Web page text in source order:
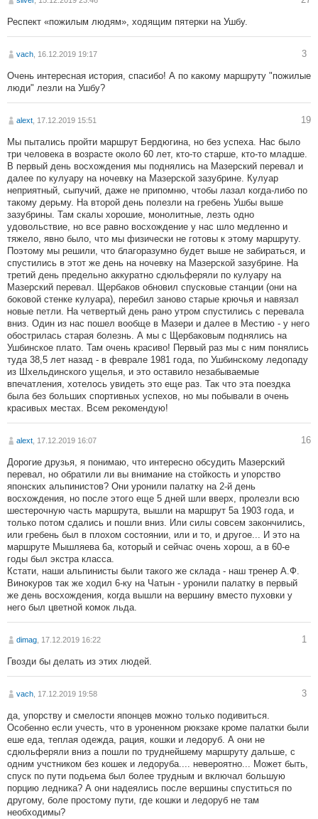
Респект «пожилым людям», ходящим пятерки на Ушбу.
vach , 16.12.2019 19:17 3
Очень интересная история, спасибо! А по какому маршруту "пожилые
люди" лезли на Ушбу?
alext , 17.12.2019 15:51 19
Мы пытались пройти маршрут Бердюгина, но без успеха. Нас было
три человека в возрасте около 60 лет, кто-то старше, кто-то младше.
В первый день восхождения мы поднялись на Мазерский перевал и
далее по кулуару на ночевку на Мазерской зазубрине. Кулуар
неприятный, сыпучий, даже не припомню, чтобы лазал когда-либо по
такому дерьму. На второй день полезли на гребень Ушбы выше
зазубрины. Там скалы хорошие, монолитные, лезть одно
удовольствие, но все равно восхождение у нас шло медленно и
тяжело, явно было, что мы физически не готовы к этому маршруту.
Поэтому мы решили, что благоразумно будет выше не забираться, и
спустились в этот же день на ночевку на Мазерской зазубрине. На
третий день предельно аккуратно сдюльферяли по кулуару на
Мазерский перевал. Щербаков обновил спусковые станции (они на
боковой стенке кулуара), перебил заново старые крючья и навязал
новые петли. На четвертый день рано утром спустились с перевала
вниз. Один из нас пошел вообще в Мазери и далее в Местию - у него
обострилась старая болезнь. А мы с Щербаковым поднялись на
Ушбинское плато. Там очень красиво! Первый раз мы с ним понялись
туда 38,5 лет назад - в феврале 1981 года, по Ушбинскому ледопаду
из Шхельдинского ущелья, и это оставило незабываемые
впечатления, хотелось увидеть это еще раз. Так что эта поездка
была без больших спортивных успехов, но мы побывали в очень
красивых местах. Всем рекомендую!
alext , 17.12.2019 16:07 16
Дорогие друзья, я понимаю, что интересно обсудить Мазерский
перевал, но обратили ли вы внимание на стойкость и упорство
японских альпинистов? Они уронили палатку на 2-й день
восхождения, но после этого еще 5 дней шли вверх, пролезли всю
шестерочную часть маршрута, вышли на маршрут 5а 1903 года, и
только потом сдались и пошли вниз. Или силы совсем закончились,
или гребень был в плохом состоянии, или и то, и другое... И это на
маршруте Мышляева 6а, который и сейчас очень хорош, а в 60-е
годы был экстра класса.
Кстати, наши альпинисты были такого же склада - наш тренер А.Ф.
Винокуров так же ходил 6-ку на Чатын - уронили палатку в первый
же день восхождения, когда вышли на вершину вместо пуховки у
него был цветной комок льда.
dimag , 17.12.2019 16:22 1
Гвозди бы делать из этих людей.
vach , 17.12.2019 19:58 3
да, упорству и смелости японцев можно только подивиться.
Особенно если учесть, что в уроненном рюкзаке кроме палатки были
еше еда, теплая одежда, рация, кошки и ледоруб. А они не
сдюльферяли вниз а пошли по труднейшему маршруту дальше, с
одним учстником без кошек и ледоруба.... невероятно... Может быть,
спуск по пути подьема был более трудным и включал большую
порцию ледника? А они надеялись после вершины спуститься по
другому, боле простому пути, где кошки и ледоруб не там
необходимы?